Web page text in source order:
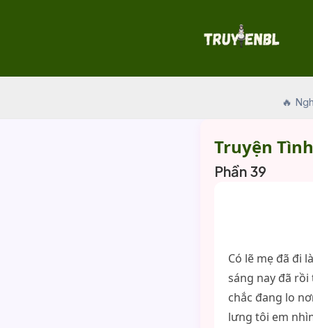
🔥
Truyện
Phần 39
Có lẽ mẹ đã đi
sáng nay đã
chắc đang lo
lưng tôi em